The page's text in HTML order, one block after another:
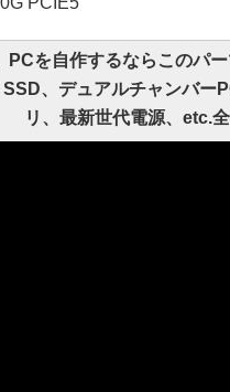
PCを自作するならこのパ
、デュアルチャンバー
リ、最新世代電源、etc.